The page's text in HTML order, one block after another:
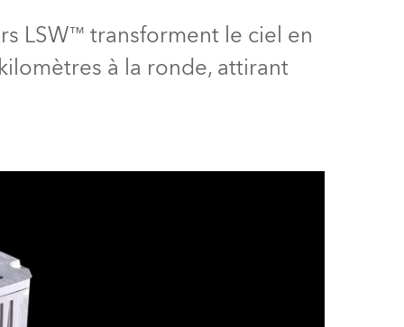
République Tchèque et
Slovaquie
LSW™ transforment le ciel en
à la ronde, attirant